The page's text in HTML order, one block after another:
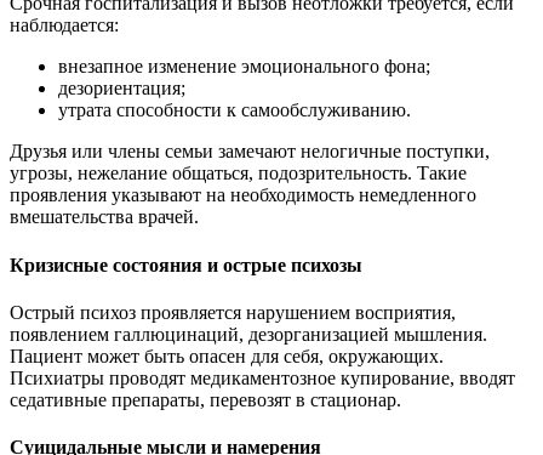
наблюдается:
внезапное изменение эмоционального фона;
дезориентация;
утрата способности к самообслуживанию.
Друзья или члены семьи замечают нелогичные поступки,
угрозы, нежелание общаться, подозрительность. Такие
проявления указывают на необходимость немедленного
вмешательства врачей.
Кризисные состояния и острые психозы
Острый психоз проявляется нарушением восприятия,
появлением галлюцинаций, дезорганизацией мышления.
Пациент может быть опасен для себя, окружающих.
Психиатры проводят медикаментозное купирование, вводят
седативные препараты, перевозят в стационар.
Суицидальные мысли и намерения